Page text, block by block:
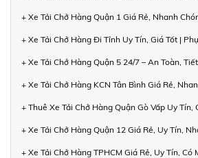
+ Xe Tải Chở Hàng Quận 1 Giá Rẻ, Nhanh
+ Xe Tải Chở Hàng Đi Tỉnh Uy Tín, Giá Tốt |
+ Xe Tải Chở Hàng Quận 5 24/7 – An Toàn,
+ Xe Tải Chở Hàng KCN Tân Bình Giá Rẻ,
+ Thuê Xe Tải Chở Hàng Quận Gò Vấp Uy Tín,
+ Xe Tải Chở Hàng Quận 12 Giá Rẻ, Uy Tín,
+ Xe Tải Chở Hàng TPHCM Giá Rẻ, Uy Tín, Có